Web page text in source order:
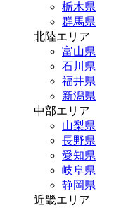
栃木県
群馬県
北陸エリア
富山県
石川県
福井県
新潟県
中部エリア
山梨県
長野県
愛知県
岐阜県
静岡県
近畿エリア